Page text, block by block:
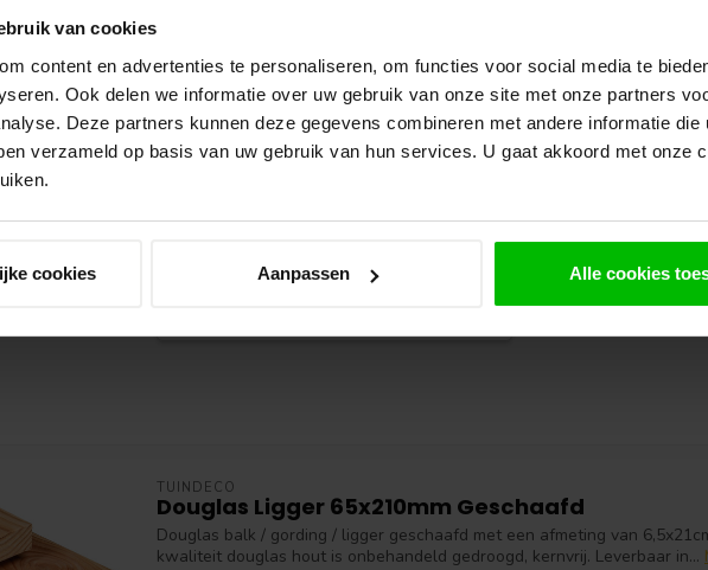
van cookies
content en advertenties te personaliseren, om functies voor social media te
Ook delen we informatie over uw gebruik van onze site met onze partners
Deze partners kunnen deze gegevens combineren met andere informatie die
verzameld op basis van uw gebruik van hun services. U gaat akkoord met onze
cookies Aanpassen Alle cookies
Regel Douglas hout 45 x 75mm (4,5x7,5cm) zwart geimpregneerd.
worden toegepast bij kapschuren, overkappingen en bijgebouwen als
4,5 cm
TUINDECO
Douglas Ligger 65x210mm Geschaafd
Douglas balk / gording / ligger geschaafd met een afmeting van
kwaliteit douglas hout is onbehandeld gedroogd, kernvrij. Leverbaar in...